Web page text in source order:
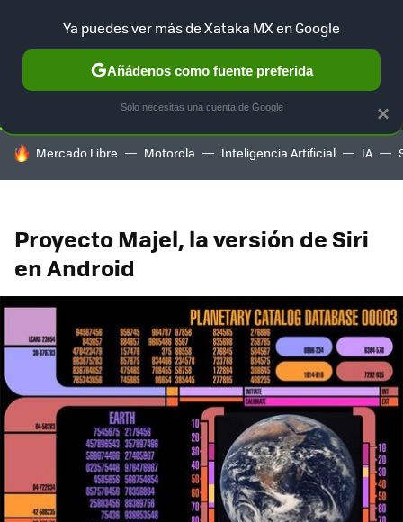
SELECCIÓN GAMING HOME AUTO TERRITORIO
HOY SE HABLA DE
Mercado Libre Motorola Inteligencia Artificial IA
Proyecto Majel, la versión de Siri
en Android
×
Ya puedes ver más de Xataka MX en Google
Añádenos como fuente preferida
Solo necesitas una cuenta de Google